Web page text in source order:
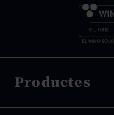
Productes